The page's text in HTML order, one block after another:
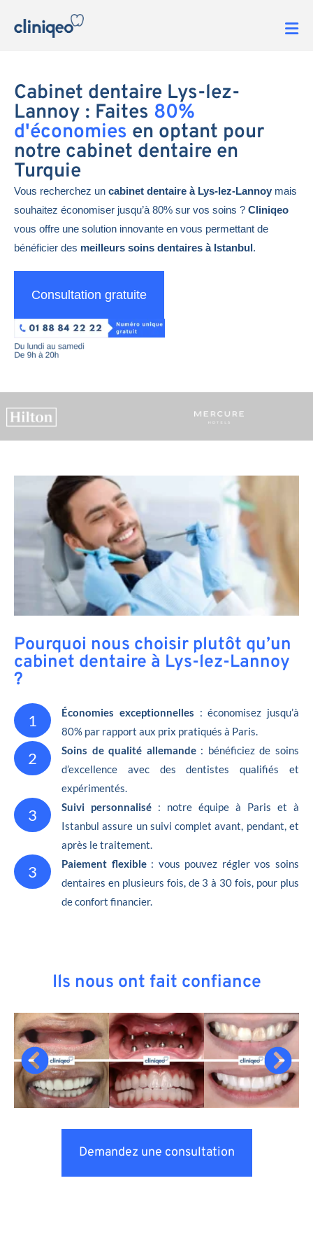
Cabinet dentaire Lys-lez-
Lannoy : Faites 80%
d'économies en optant pour
notre cabinet dentaire en
Turquie
Vous recherchez un cabinet dentaire à Lys-lez-Lannoy mais
souhaitez économiser jusqu’à 80% sur vos soins ? Cliniqeo
vous offre une solution innovante en vous permettant de
bénéficier des meilleurs soins dentaires à Istanbul.
Consultation gratuite
Pourquoi nous choisir plutôt qu’un
cabinet dentaire à Lys-lez-Lannoy
?
1 Économies exceptionnelles : économisez jusqu’à
80% par rapport aux prix pratiqués à Paris.
2 Soins de qualité allemande: bénéficiez de soins
d’excellence avec des dentistes qualifiés et
expérimentés.
3 Suivi personnalisé : notre équipe à Paris et à
Istanbul assure un suivi complet avant, pendant, et
après le traitement.
3 Paiement flexible: vous pouvez régler vos soins
dentaires en plusieurs fois, de 3 à 30 fois, pour plus
de confort financier.
Ils nous ont fait confiance
Demandez une consultation